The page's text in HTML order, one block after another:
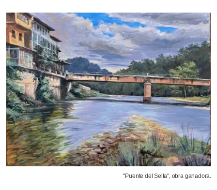
"Puente del Sella", obra ganadora.